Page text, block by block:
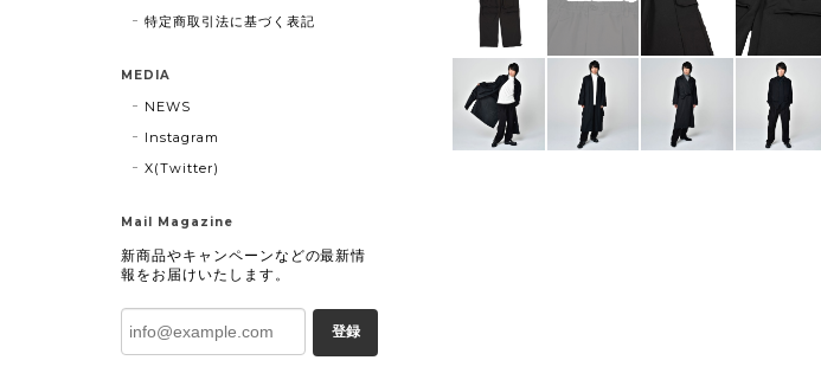
特定商取引法に基づく表記
MEDIA
NEWS
Instagram
X(Twitter)
Mail Magazine
新商品やキャンペーンなどの最新情
報をお届けいたします。
登録